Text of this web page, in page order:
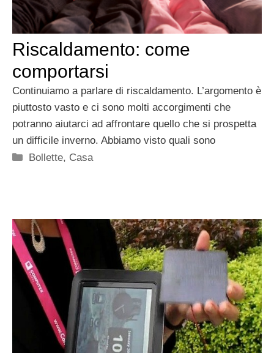
Riscaldamento: come
comportarsi
Continuiamo a parlare di riscaldamento. L’argomento è
piuttosto vasto e ci sono molti accorgimenti che
potranno aiutarci ad affrontare quello che si prospetta
un difficile inverno. Abbiamo visto quali sono
Categorie
Bollette, Casa